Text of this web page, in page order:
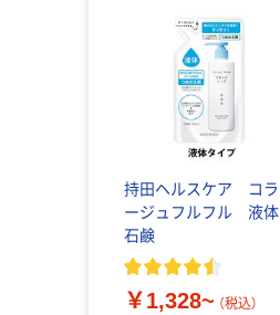
持田ヘルスケア コラ
ージュフルフル 液体
石鹸
￥1,328~ （税込）